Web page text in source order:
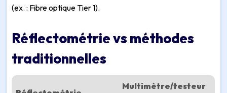
(ex. : Fibre optique Tier 1).
Réflectométrie vs méthodes
traditionnelles
Multimètre/testeur